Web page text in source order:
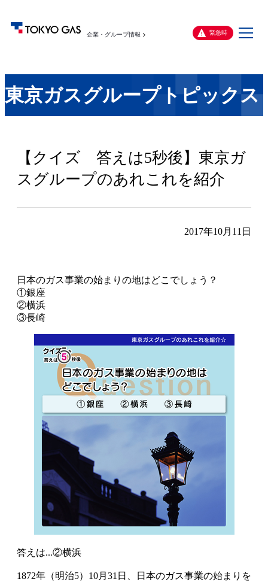
企業・グループ情報 緊急時
メ
東京ガスグループトピックス
【クイズ 答えは5秒後】東京ガ
スグループのあれこれを紹介
2017年10月11日
日本のガス事業の始まりの地はどこでしょう？
①銀座
②横浜
③長崎
答えは...②横浜
1872年（明治5）10月31日、日本のガス事業の始まりを